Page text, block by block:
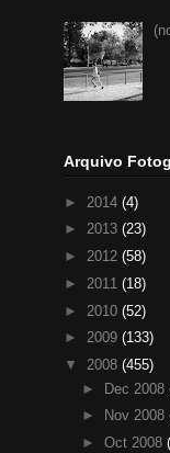
Arquivo
► 2014 (4)
► 2013 (23)
► 2012 (58)
► 2011 (18)
► 2010 (52)
► 2009 (133)
▼ 2008 (455)
► Dec 2008
►
Nov 2008
► Oct 2008